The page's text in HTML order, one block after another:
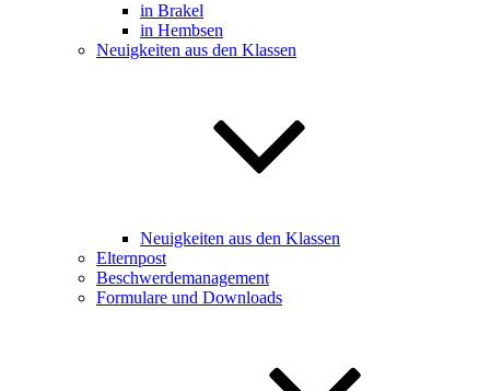
in Brakel
in Hembsen
Neuigkeiten aus den Klassen
Neuigkeiten aus den Klassen
Elternpost
Beschwerdemanagement
Formulare und Downloads